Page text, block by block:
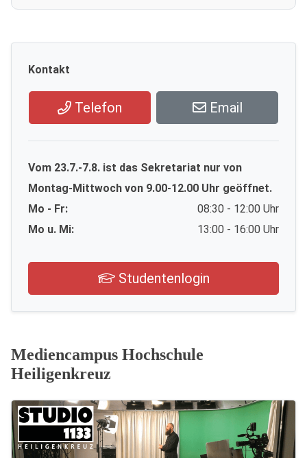
Kontakt
Telefon Email
Vom 23.7.-7.8. ist das Sekretariat nur von
Montag-Mittwoch von 9.00-12.00 Uhr geöffnet.
Mo - Fr:
08:30 - 12:00 Uhr
Mo u. Mi:
13:00 - 16:00 Uhr
Studentenlogin
Mediencampus Hochschule
Heiligenkreuz